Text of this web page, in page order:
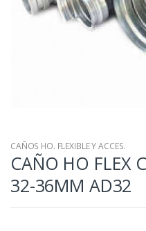
CAÑOS HO. FLEXIBLE Y ACCES.
CAÑO HO FLEX
32-36MM AD32